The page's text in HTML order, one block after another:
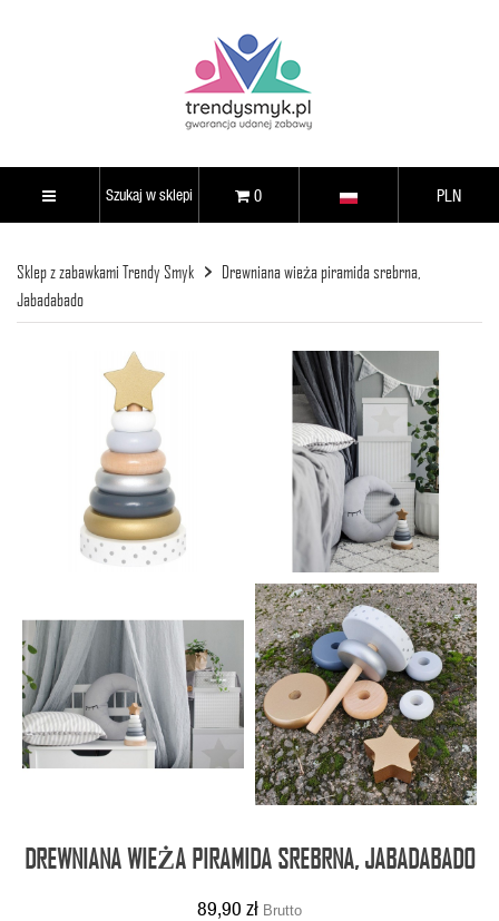
0 PLN
Sklep z zabawkami Trendy Smyk
Drewniana wieża piramida srebrna,
Jabadabado
DREWNIANA WIEŻA PIRAMIDA SREBRNA, JABADABADO
89,90 zł Brutto